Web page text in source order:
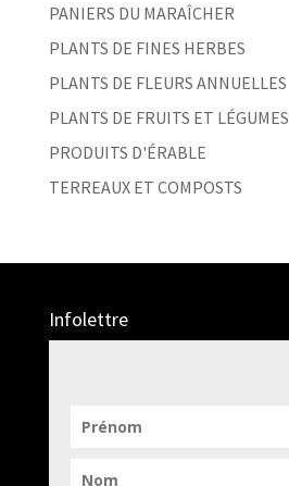
PANIERS DU MARAÎCHER
PLANTS DE FINES HERBES
PLANTS DE FLEURS ANNUELLES
PLANTS DE FRUITS ET LÉGUMES
PRODUITS D'ÉRABLE
TERREAUX ET COMPOSTS
Infolettre